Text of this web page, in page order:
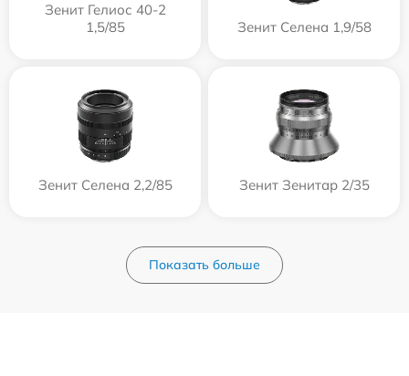
Зенит Гелиос 40-2
1,5/85
Зенит Селена 1,9/58
Зенит Селена 2,2/85 Зенит Зенитар 2/35
Показать больше